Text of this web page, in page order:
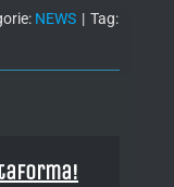
NEWS | Tag: